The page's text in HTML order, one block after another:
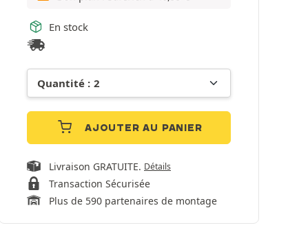
En stock
AJOUTER AU PANIER
Livraison GRATUITE. Détails
Transaction Sécurisée
Plus de 590 partenaires de montage